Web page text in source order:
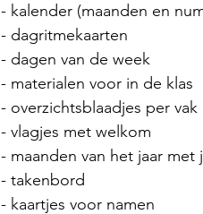
- kalender (maanden en
- dagritmekaarten
- dagen van de week
- materialen voor in de klas
- overzichtsblaadjes per
- vlagjes met welkom
- maanden van het jaar met
- takenbord
- kaartjes voor namen